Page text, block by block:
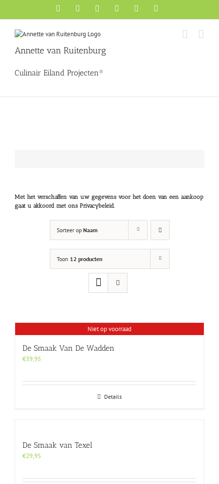
Facebook YouTubeInstagramPinterest
Annette van Ruitenburg
Culinair Eiland Projecten®
Met het verschaffen van uw gegevens voor het doen van een aankoop
gaat u akkoord met ons Privacybeleid.
Sorteer op Naam
Toon 12 producten
Niet op voorraad
De Smaak Van De Wadden
€39,95
Details
De Smaak van Texel
€29,95